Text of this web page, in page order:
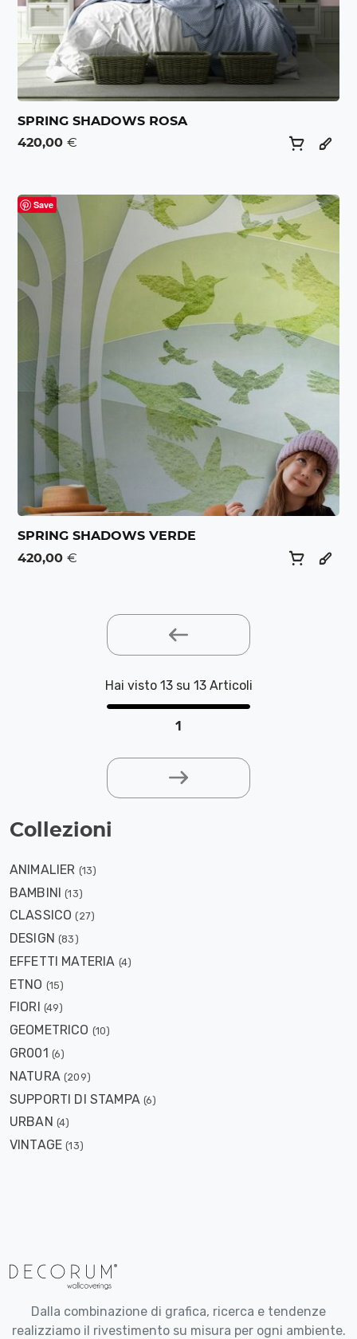
SPRING SHADOWS ROSA
420,00€
Save
SPRING SHADOWS VERDE
420,00€
Hai visto 13 su 13 Articoli
1
Collezioni
ANIMALIER (13)
BAMBINI (13)
CLASSICO (27)
DESIGN (83)
EFFETTI MATERIA (4)
ETNO (15)
FIORI (49)
GEOMETRICO (10)
GR001 (6)
NATURA (209)
SUPPORTI DI STAMPA (6)
URBAN (4)
VINTAGE (13)
Dalla combinazione di grafica, ricerca e tendenze
realizziamo il rivestimento su misura per ogni ambiente.